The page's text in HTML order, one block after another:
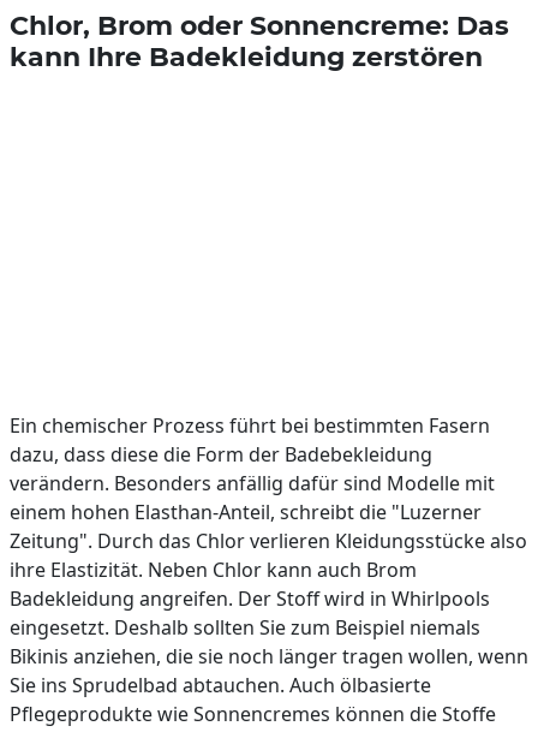
Chlor, Brom oder Sonnencreme: Das
kann Ihre Badekleidung zerstören
Ein chemischer Prozess führt bei bestimmten Fasern
dazu, dass diese die Form der Badebekleidung
verändern. Besonders anfällig dafür sind Modelle mit
einem hohen Elasthan-Anteil, schreibt die "Luzerner
Zeitung". Durch das Chlor verlieren Kleidungsstücke also
ihre Elastizität. Neben Chlor kann auch Brom
Badekleidung angreifen. Der Stoff wird in Whirlpools
eingesetzt. Deshalb sollten Sie zum Beispiel niemals
Bikinis anziehen, die sie noch länger tragen wollen, wenn
Sie ins Sprudelbad abtauchen. Auch ölbasierte
Pflegeprodukte wie Sonnencremes können die Stoffe